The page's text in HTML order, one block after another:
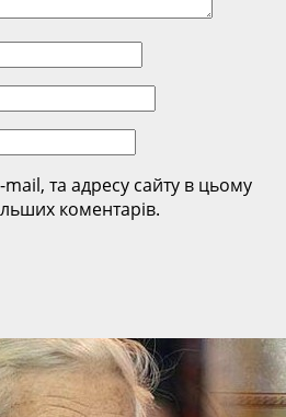
та адресу сайту в цьому
коментарів.